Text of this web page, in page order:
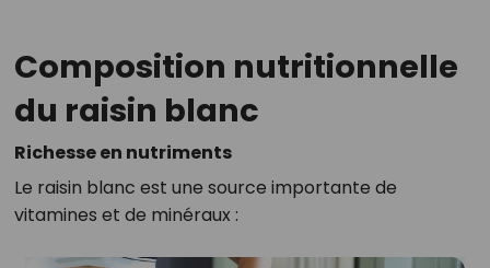
Composition nutritionnelle
du raisin blanc
Richesse en nutriments
Le raisin blanc est une source importante de
vitamines et de minéraux :